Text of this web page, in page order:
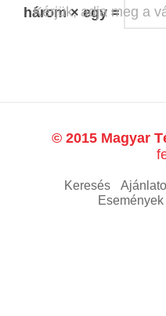
Kérjük, adja meg a
három × egy =
© 2015 Magyar
Keresés
Események